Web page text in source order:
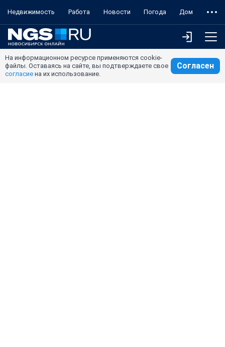
Недвижимость Работа Новости Погода Дом
На информационном ресурсе применяются cookie-
файлы. Оставаясь на сайте, вы подтверждаете свое
согласие на их использование.
Согласен